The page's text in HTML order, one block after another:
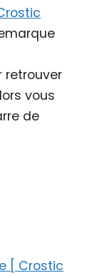
retrouver
vous
de
[ Crostic